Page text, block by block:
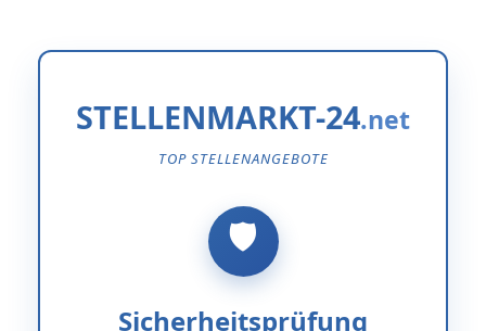
STELLENMARKT-24
TOP STELLENANGEBOTE
Sicherheitsprüfung